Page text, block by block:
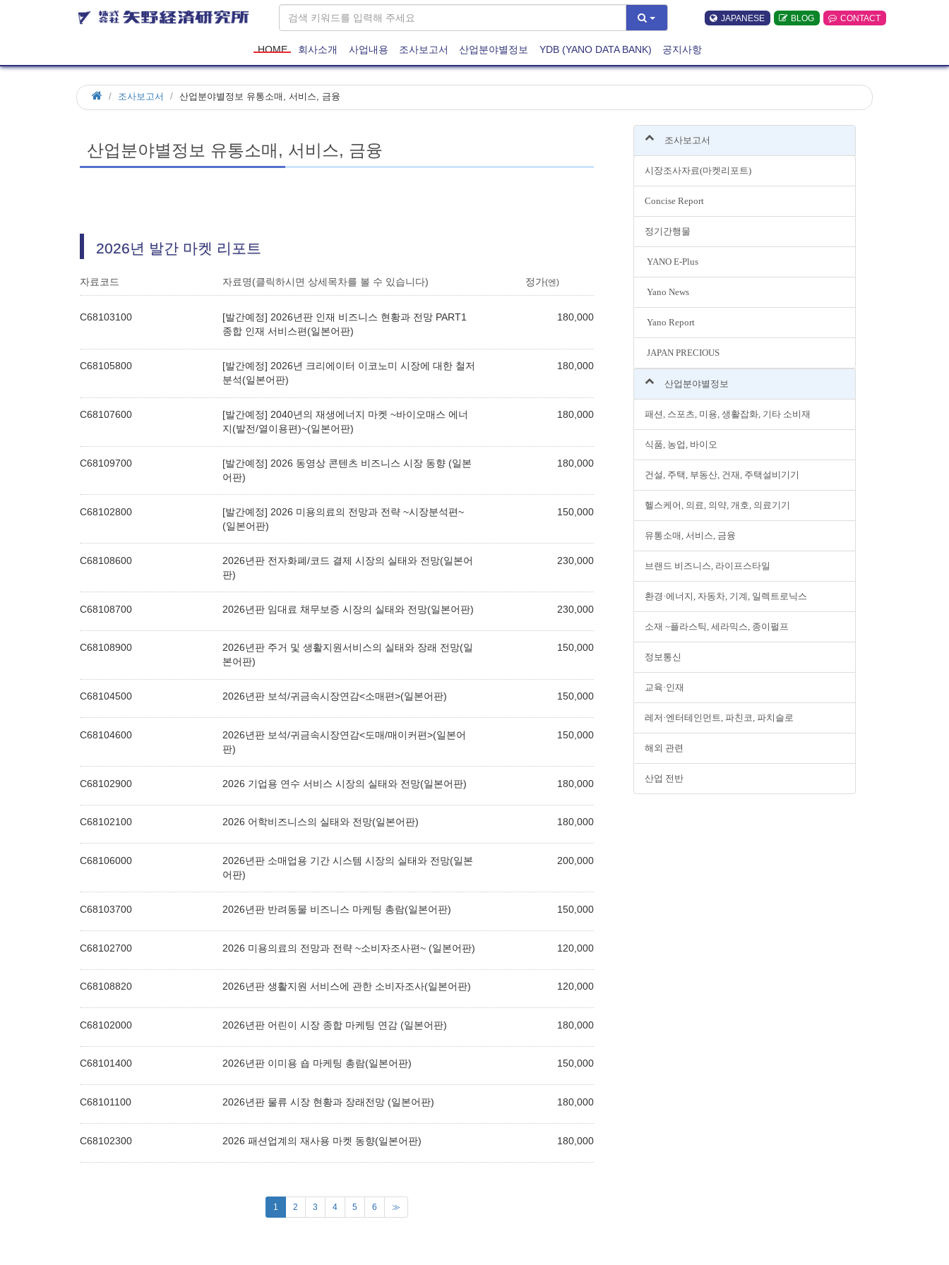
JAPANESE BLOG CONTACT
HOME 회사소개 사업내용 조사보고서 산업분야별정보 YDB (YANO DATA BANK) 공지사항
조사보고서 산업분야별정보 유통소매, 서비스, 금융
산업분야별정보 유통소매, 서비스, 금융
2026년 발간 마켓 리포트
자료코드 자료명(클릭하시면 상세목차를 볼 수 있습니다) 정가(엔)
C68103100
[발간예정] 2026년판 인재 비즈니스 현황과 전망 PART1
종합 인재 서비스편(일본어판)
180,000
C68105800
[발간예정] 2026년 크리에이터 이코노미 시장에 대한 철저
분석(일본어판)
180,000
C68107600
[발간예정] 2040년의 재생에너지 마켓 ~바이오매스 에너
지(발전/열이용편)~(일본어판)
180,000
C68109700
[발간예정] 2026 동영상 콘텐츠 비즈니스 시장 동향 (일본
어판)
180,000
C68102800
[발간예정] 2026 미용의료의 전망과 전략 ~시장분석편~
(일본어판)
150,000
C68108600
2026년판 전자화폐/코드 결제 시장의 실태와 전망(일본어
판)
230,000
C68108700 2026년판 임대료 채무보증 시장의 실태와 전망(일본어판) 230,000
C68108900
2026년판 주거 및 생활지원서비스의 실태와 장래 전망(일
본어판)
150,000
C68104500 2026년판 보석/귀금속시장연감<소매편>(일본어판) 150,000
C68104600
2026년판 보석/귀금속시장연감<도매/매이커편>(일본어
판)
150,000
C68102900 2026 기업용 연수 서비스 시장의 실태와 전망(일본어판) 180,000
C68102100 2026 어학비즈니스의 실태와 전망(일본어판) 180,000
C68106000
2026년판 소매업용 기간 시스템 시장의 실태와 전망(일본
어판)
200,000
C68103700 2026년판 반려동물 비즈니스 마케팅 총람(일본어판) 150,000
C68102700 2026 미용의료의 전망과 전략 ~소비자조사편~ (일본어판) 120,000
C68108820 2026년판 생활지원 서비스에 관한 소비자조사(일본어판) 120,000
C68102000 2026년판 어린이 시장 종합 마케팅 연감 (일본어판) 180,000
C68101400 2026년판 이미용 숍 마케팅 총람(일본어판) 150,000
C68101100 2026년판 물류 시장 현황과 장래전망 (일본어판) 180,000
C68102300 2026 패션업계의 재사용 마켓 동향(일본어판) 180,000
1 (current)
2 3 4 5 6 ≫
조사보고서
시장조사자료(마켓리포트)
Concise Report
정기간행물
YANO E-Plus
Yano News
Yano Report
JAPAN PRECIOUS
산업분야별정보
패션, 스포츠, 미용, 생활잡화, 기타 소비재
식품, 농업, 바이오
건설, 주택, 부동산, 건재, 주택설비기기
헬스케어, 의료, 의약, 개호, 의료기기
유통소매, 서비스, 금융
브랜드 비즈니스, 라이프스타일
환경·에너지, 자동차, 기계, 일렉트로닉스
소재 ~플라스틱, 세라믹스, 종이펄프
정보통신
교육·인재
레저·엔터테인먼트, 파친코, 파치슬로
해외 관련
산업 전반